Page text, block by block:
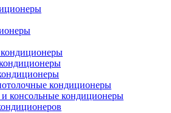
кондиционеры
консольные кондиционеры